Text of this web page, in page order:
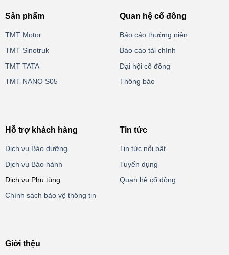
Sản phẩm
TMT Motor
TMT Sinotruk
TMT TATA
TMT NANO S05
Quan hệ cổ đông
Báo cáo thường niên
Báo cáo tài chính
Đại hội cổ đông
Thông báo
Hỗ trợ khách hàng
Dịch vụ Bảo dưỡng
Dịch vụ Bảo hành
Dịch vụ Phụ tùng
Chính sách bảo vệ thông tin
Tin tức
Tin tức nổi bật
Tuyển dụng
Quan hệ cổ đông
Giới thệu